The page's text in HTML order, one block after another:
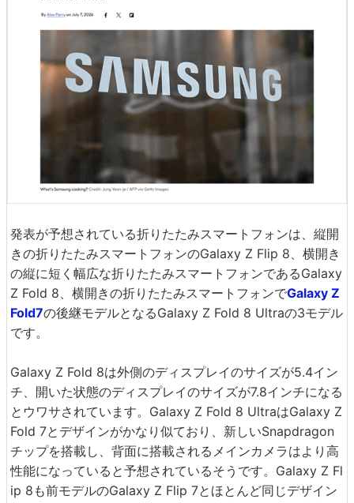
発表が予想されている折りたたみスマートフォンは、縦開
きの折りたたみスマートフォンのGalaxy Z Flip 8、横開き
の縦に短く幅広な折りたたみスマートフォンであるGalaxy
Z Fold 8、横開きの折りたたみスマートフォンでGalaxy Z
Fold7の後継モデルとなるGalaxy Z Fold 8 Ultraの3モデル
です。
Galaxy Z Fold 8は外側のディスプレイのサイズが5.4イン
チ、開いた状態のディスプレイのサイズが7.8インチになる
とウワサされています。Galaxy Z Fold 8 UltraはGalaxy Z
Fold 7とデザインがかなり似ており、新しいSnapdragon
チップを搭載し、背面に搭載されるメインカメラはより高
性能になっていると予想されているそうです。Galaxy Z Fl
ip 8も前モデルのGalaxy Z Flip 7とほとんど同じデザイン